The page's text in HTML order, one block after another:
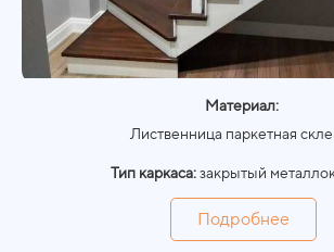
Материал:
Лиственница паркетная
Тип каркаса:закрытый
Подробнее